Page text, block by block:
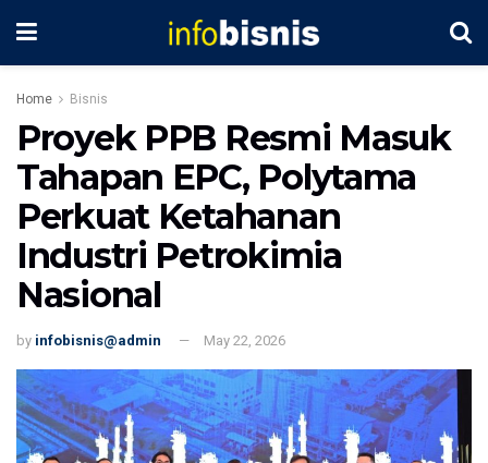
Home Bisnis
Proyek PPB Resmi Masuk
Tahapan EPC, Polytama
Perkuat Ketahanan
Industri Petrokimia
Nasional
by infobisnis@admin May 22, 2026